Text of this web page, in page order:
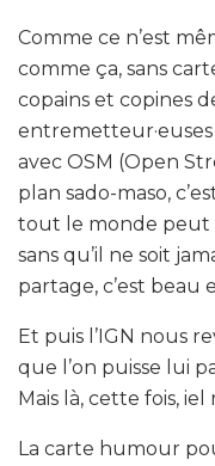
Comme ce n’est
comme ça, sans
copains et copines
avec OSM (Open
plan sado-maso,
tout le monde peut
sans qu’il ne soit
partage, c’est beau
Et puis l’IGN nous
que l’on puisse lui
Mais là, cette fois,
La carte humour